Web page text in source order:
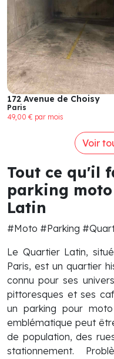
172 Avenue de Choisy
Paris
49,00 € par mois
Voir
Tout ce qu'il
parking
Latin
#Moto #Parking
Le Quartier Latin,
Paris, est un quartier
connu pour ses
pittoresques et ses
un parking pour
emblématique peut
de population, des
stationnement.